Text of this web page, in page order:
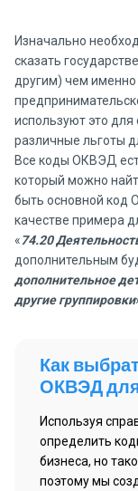
Изначально
сказать
другим) чем
используют это
различные льготы
Все коды ОКВЭД
который можно
быть основной код
качестве примера
«74.20
дополнительным
дополнительное
другие группировки
Как
ОКВЭД
Используя
определить
бизнеса, но
поэтому мы